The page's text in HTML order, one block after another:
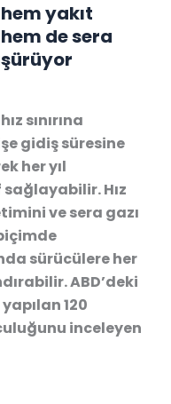
yakıt
de sera
sınırına
gidiş süresine
her yıl
Hız
ve sera gazı
sürücülere her
ABD’deki
120
inceleyen